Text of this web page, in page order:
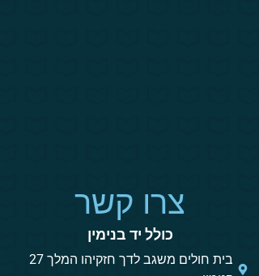
צרו קשר
כולל יד בנימין
בית חולים משגב לדך חזקיהו המלך 27